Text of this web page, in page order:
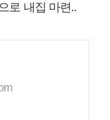
로 내집 마련..